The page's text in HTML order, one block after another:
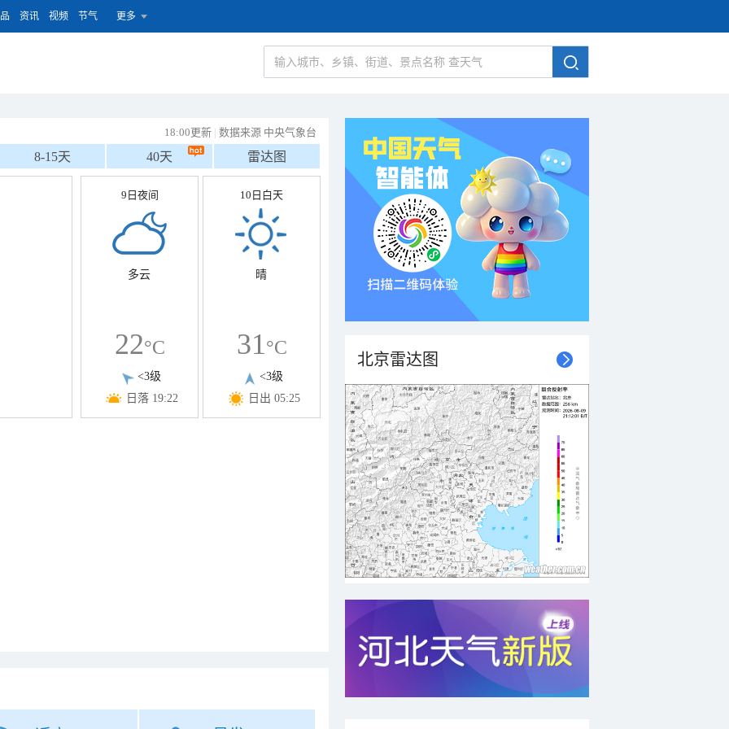
资讯 视频 节气 更多
18:00更新 | 数据来源 中央气象台
8-15天 40天 雷达图
9日夜间
多云
22°C
<3级
日落 19:22
10日白天
晴
31°C
<3级
日出 05:25
北京雷达图